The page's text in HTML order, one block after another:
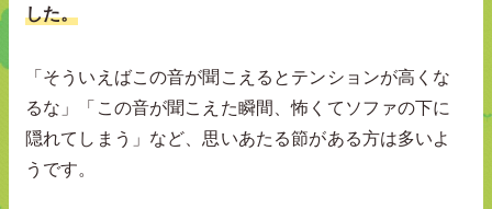
した。
「そういえばこの音が聞こえるとテンションが高くな
るな」「この音が聞こえた瞬間、怖くてソファの下に
隠れてしまう」など、思いあたる節がある方は多いよ
うです。